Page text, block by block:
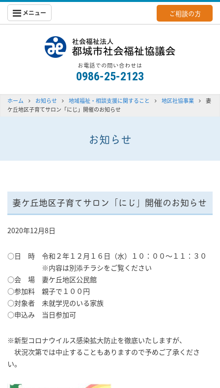
メニュー ご相談の方
お電話での問い合わせは
0986-25-2123
ホーム お知らせ 地域福祉・相談支援に関すること 地区社協事業
妻
ケ丘地区子育てサロン「にじ」開催のお知らせ
お知らせ
妻ケ丘地区子育てサロン「にじ」開催のお知らせ
2020年12月8日
○日 時 令和２年１２月１６日（水）１０：００～１１：３０
※内容は別添チラシをご覧ください
○会 場 妻ケ丘地区公民館
○参加料 親子で１００円
○対象者 未就学児のいる家族
○申込み 当日参加可
※新型コロナウイルス感染拡大防止を徹底いたしますが、
状況次第では中止することもありますので予めご了承くださ
い。